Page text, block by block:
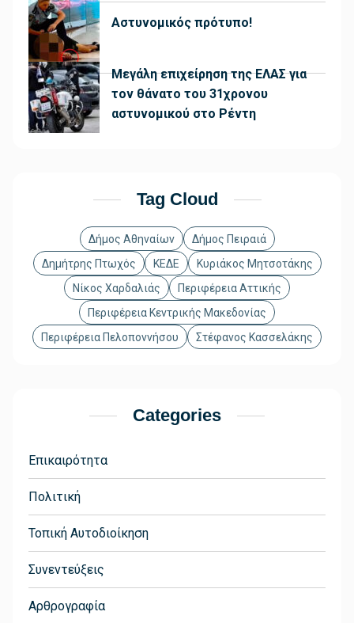
Αστυνομικός πρότυπο!
Μεγάλη επιχείρηση της ΕΛΑΣ για
τον θάνατο του 31χρονου
αστυνομικού στο Ρέντη
Tag Cloud
Δήμος Αθηναίων
Δήμος Πειραιά
Δημήτρης Πτωχός
ΚΕΔΕ
Κυριάκος Μητσοτάκης
Νίκος Χαρδαλιάς
Περιφέρεια Αττικής
Περιφέρεια Κεντρικής Μακεδονίας
Περιφέρεια Πελοποννήσου
Στέφανος Κασσελάκης
Categories
Επικαιρότητα
Πολιτική
Τοπική Αυτοδιοίκηση
Συνεντεύξεις
Αρθρογραφία